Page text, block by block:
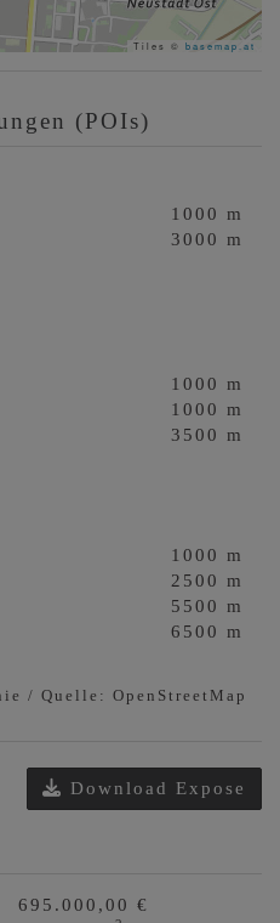
Tiles © basemap.at
(POIs)
1000 m
3000 m
1000 m
1000 m
3500 m
1000 m
2500 m
5500 m
6500 m
/ Quelle: OpenStreetMap
Download Expose
695.000,00 €